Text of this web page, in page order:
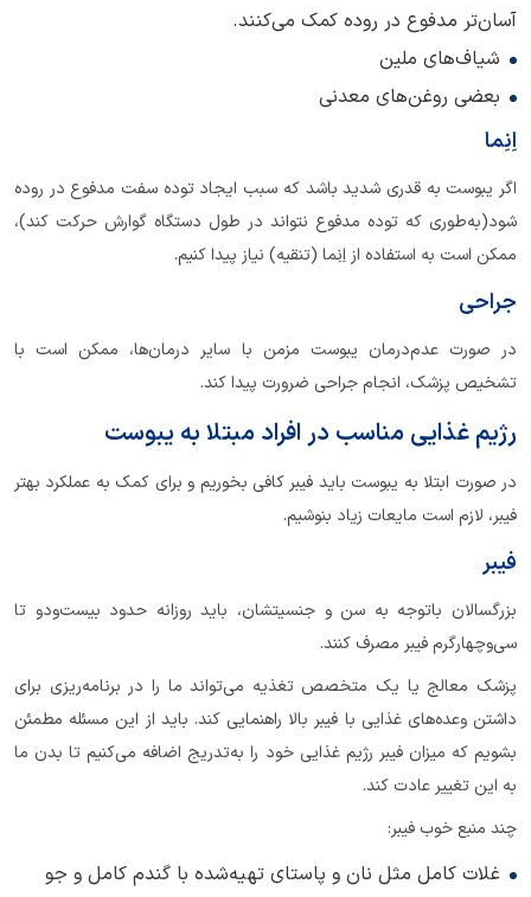
آسان‌تر مدفوع در روده کمک می‌کنند.
شیاف‌های ملین
بعضی روغن‌های معدنی
اِنِما
اگر یبوست به قدری شدید باشد که سبب ایجاد توده سفت مدفوع در روده
شود(به‌طوری که توده مدفوع نتواند در طول دستگاه گوارش حرکت کند)،
ممکن است به استفاده از اِنِما (تنقیه) نیاز پیدا کنیم.
جراحی
در صورت عدم‌درمان یبوست مزمن با سایر درمان‌ها، ممکن است با
تشخیص پزشک، انجام جراحی ضرورت پیدا کند.
رژیم غذایی مناسب در افراد مبتلا به یبوست
در صورت ابتلا به یبوست باید فیبر کافی بخوریم و برای کمک به عملکرد بهتر
فیبر، لازم است مایعات زیاد بنوشیم.
فیبر
بزرگسالان باتوجه به سن و جنسیتشان، باید روزانه حدود بیست‌ودو تا
سی‌وچهارگرم فیبر مصرف کنند.
پزشک معالج یا یک متخصص تغذیه می‌تواند ما را در برنامه‌ریزی برای
داشتن وعده‌های غذایی با فیبر بالا راهنمایی کند. باید از این مسئله مطمئن
بشویم که میزان فیبر رژیم غذایی خود را به‌تدریج اضافه می‌کنیم تا بدن ما
به این تغییر عادت کند.
چند منبع خوب فیبر:
غلات کامل مثل نان و پاستای تهیه‌شده با گندم کامل و جو